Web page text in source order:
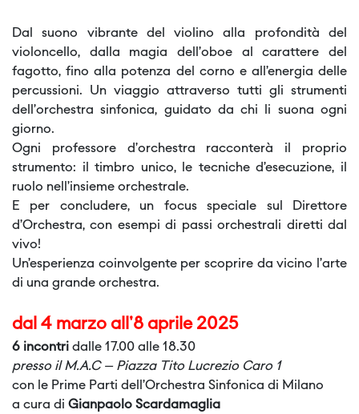
Dal suono vibrante del violino alla profondità del
violoncello, dalla magia dell’oboe al carattere del
fagotto, fino alla potenza del corno e all’energia delle
percussioni. Un viaggio attraverso tutti gli strumenti
dell’orchestra sinfonica, guidato da chi li suona ogni
giorno.
Ogni professore d’orchestra racconterà il proprio
strumento: il timbro unico, le tecniche d’esecuzione, il
ruolo nell’insieme orchestrale.
E per concludere, un focus speciale sul Direttore
d’Orchestra, con esempi di passi orchestrali diretti dal
vivo!
Un’esperienza coinvolgente per scoprire da vicino l’arte
di una grande orchestra.
dal 4 marzo all'8 aprile 2025
6 incontri dalle 17.00 alle 18.30
presso il M.A.C – Piazza Tito Lucrezio Caro 1
con le Prime Parti dell’Orchestra Sinfonica di Milano
a cura di Gianpaolo Scardamaglia